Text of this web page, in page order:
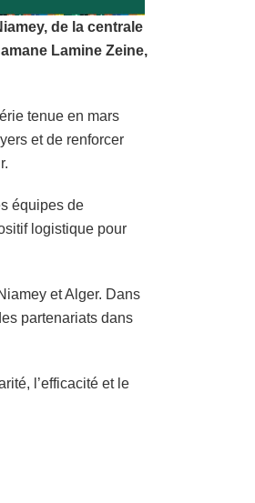
de la centrale
Lamine Zeine,
tenue en mars
et de renforcer
équipes de
logistique pour
et Alger. Dans
partenariats dans
l’efficacité et le